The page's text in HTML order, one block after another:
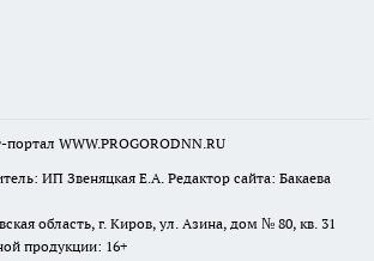
WWW.PROGORODNN.RU
ИП Звеняцкая Е.А. Редактор сайта: Бакаева
область, г. Киров, ул. Азина, дом № 80, кв. 31
продукции: 16+